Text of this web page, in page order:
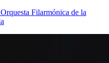
Filarmónica de la